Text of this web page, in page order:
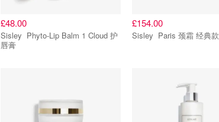
£48.00
Sisley Phyto-Lip Balm 1 Cloud 护
唇膏
£154.00
Sisley Paris 颈霜 经典款